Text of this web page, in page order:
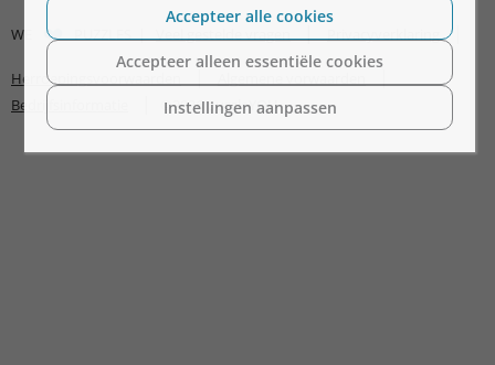
WE PUZZLES |Veel gestelde vragen|Privacyverklaring|
Herroepingsvoorwaarden
Bedrijfsinformatie ©2026 puzzleYOU
Instellingen aanpassen
Accepteer alleen essentiële cookies
Accepteer alle cookies